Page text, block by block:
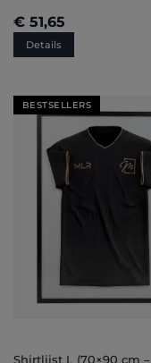
€ 51,65
Details
BESTSELLERS
Shirtlijst L (70×90 cm –